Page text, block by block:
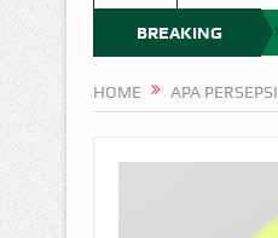
BREAKING
NEWS
HOME APA